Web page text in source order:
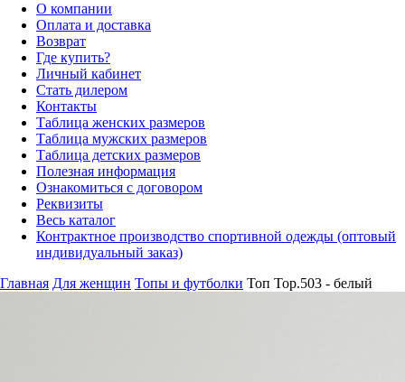
О компании
Оплата и доставка
Возврат
Где купить?
Личный кабинет
Стать дилером
Контакты
Таблица женских размеров
Таблица мужских размеров
Таблица детских размеров
Полезная информация
Ознакомиться с договором
Реквизиты
Весь каталог
Контрактное производство спортивной одежды (оптовый
индивидуальный заказ)
Главная Для женщин Топы и футболки Топ Top.503 - белый